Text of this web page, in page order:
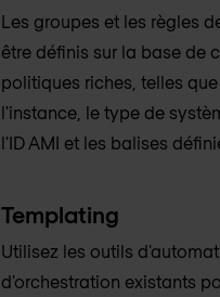
Les groupes et les règles
être définis sur la base de
politiques riches, telles
l'instance, le type de
l'ID AMI et les balises
Templating
Utilisez les outils
d'orchestration existants